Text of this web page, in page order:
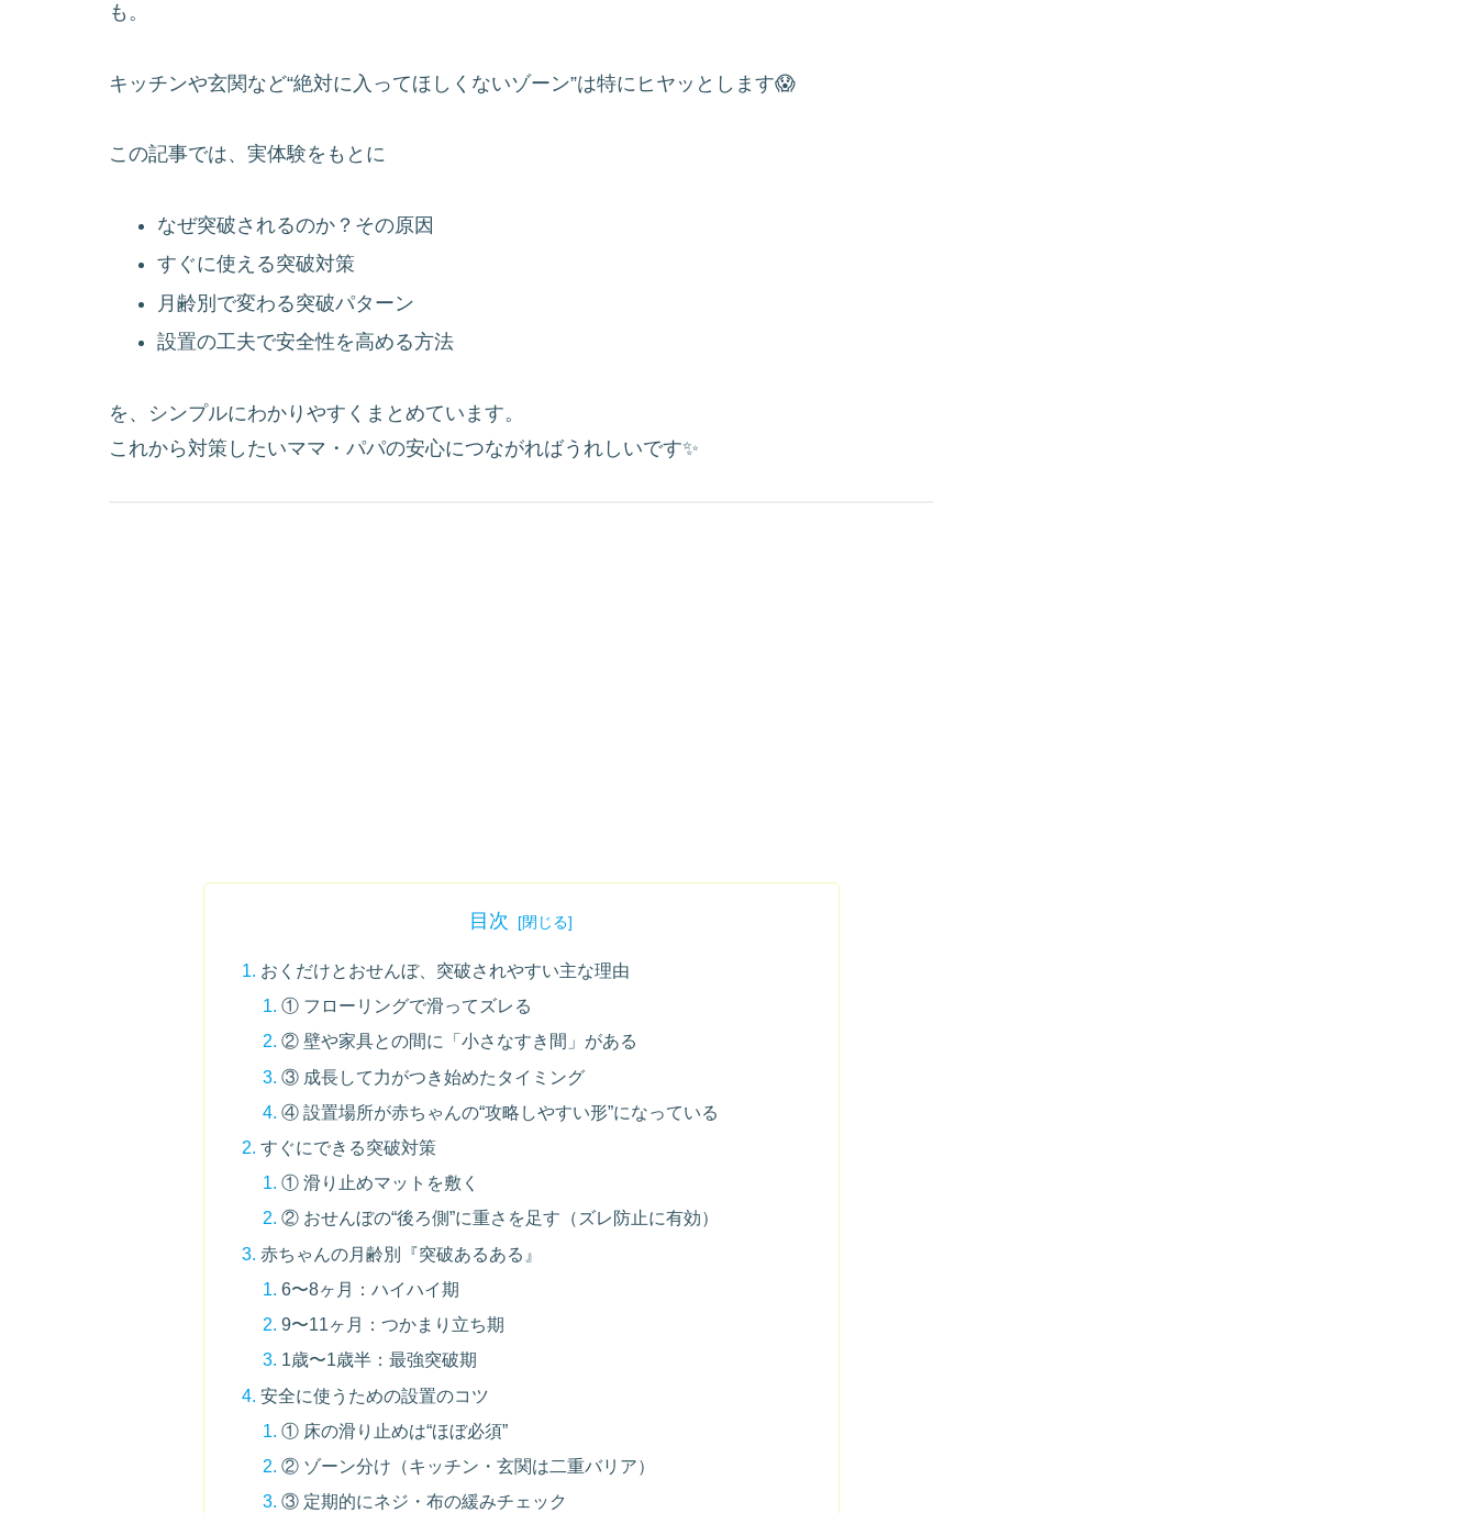
も。
キッチンや玄関など“絶対に入ってほしくないゾーン”は特にヒヤッとします😱
この記事では、実体験をもとに
なぜ突破されるのか？その原因
すぐに使える突破対策
月齢別で変わる突破パターン
設置の工夫で安全性を高める方法
を、シンプルにわかりやすくまとめています。
これから対策したいママ・パパの安心につながればうれしいです✨
目次
おくだけとおせんぼ、突破されやすい主な理由
① フローリングで滑ってズレる
② 壁や家具との間に「小さなすき間」がある
③ 成長して力がつき始めたタイミング
④ 設置場所が赤ちゃんの“攻略しやすい形”になっている
すぐにできる突破対策
① 滑り止めマットを敷く
② おせんぼの“後ろ側”に重さを足す（ズレ防止に有効）
赤ちゃんの月齢別『突破あるある』
6〜8ヶ月：ハイハイ期
9〜11ヶ月：つかまり立ち期
1歳〜1歳半：最強突破期
安全に使うための設置のコツ
① 床の滑り止めは“ほぼ必須”
② ゾーン分け（キッチン・玄関は二重バリア）
③ 定期的にネジ・布の緩みチェック